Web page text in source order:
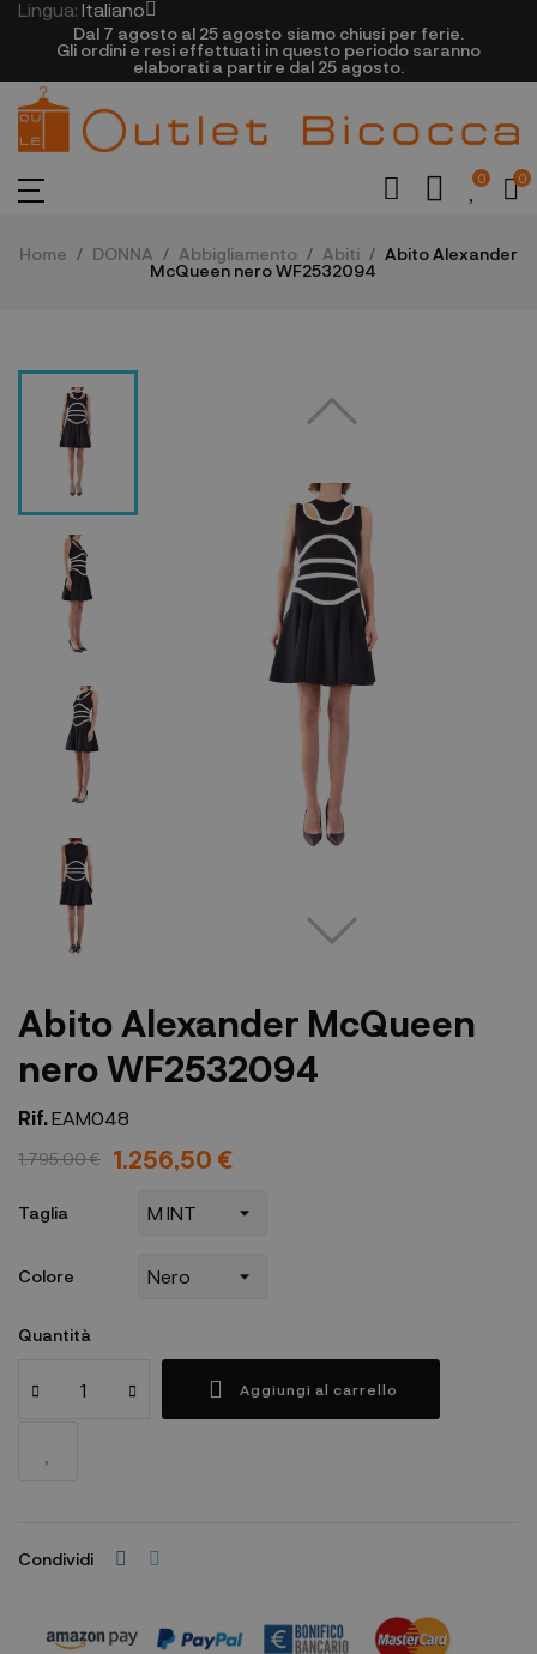
Lingua: Italiano
Dal 7 agosto al 25 agosto siamo chiusi per ferie.
Gli ordini e resi effettuati in questo periodo saranno
elaborati a partire dal 25 agosto.
0 0
Home DONNA Abbigliamento Abiti
Abito Alexander
McQueen nero WF2532094
Abito Alexander McQueen
nero WF2532094
Rif.EAM048
1.795,00 € 1.256,50 €
Taglia
Colore
Quantità
Aggiungi al carrello
Condividi